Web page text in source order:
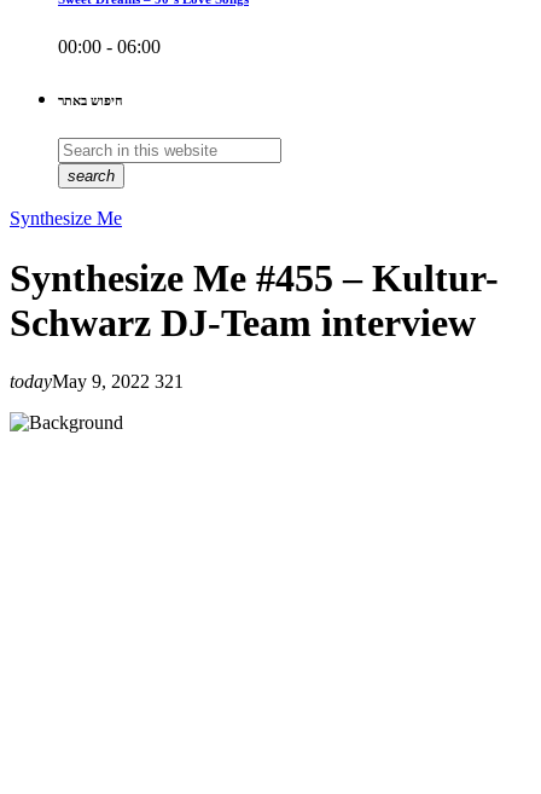
00:00 - 06:00
חיפוש באתר
search
Synthesize Me
Synthesize Me #455 – Kultur-
Schwarz DJ-Team interview
todayMay 9, 2022 321